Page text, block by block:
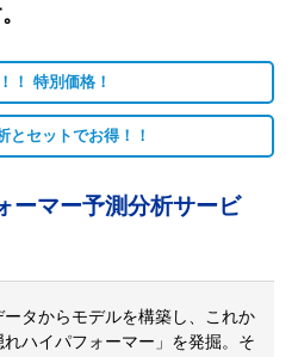
！ 特別価格！
とセットでお得！！
ーマー予測分析サービ
タからモデルを構築し、これか
ハイパフォーマー」を発掘。そ